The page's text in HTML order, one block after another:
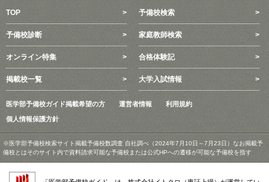
TOP 予備校検索
予備校診断 家庭教師検索
オンライン特集 合格体験記
掲載校一覧 大学入試情報
医学部予備校ガイド掲載希望の方 運営者情報 利用規約
個人情報保護方針
※医学部予備校検索サイト掲載予備校数調査 自社調べ（2024年7月10日～7月23日）なお掲載予
備校とはそのサイト内で資料請求可能な予備校または公式HPへの遷移が可能な予備校を指す